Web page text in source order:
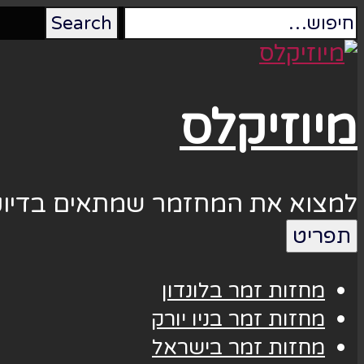
מיוזיקלס
למצוא את המחזמר שמתאים
תפריט
מחזות זמר בלונדון
מחזות זמר בניו יורק
מחזות זמר בישראל